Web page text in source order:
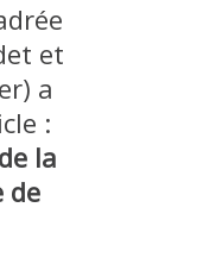
et
a
:
la
de